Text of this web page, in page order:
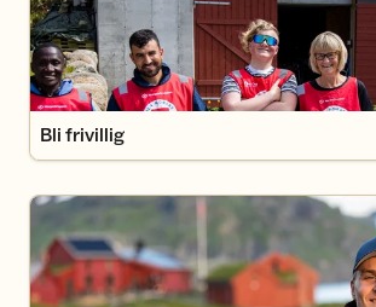
Bli frivillig
Bli medlem